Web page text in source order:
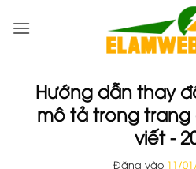
qua
Hướng dẫn thay
mô tả trong
viết -
Đăng vào 11/